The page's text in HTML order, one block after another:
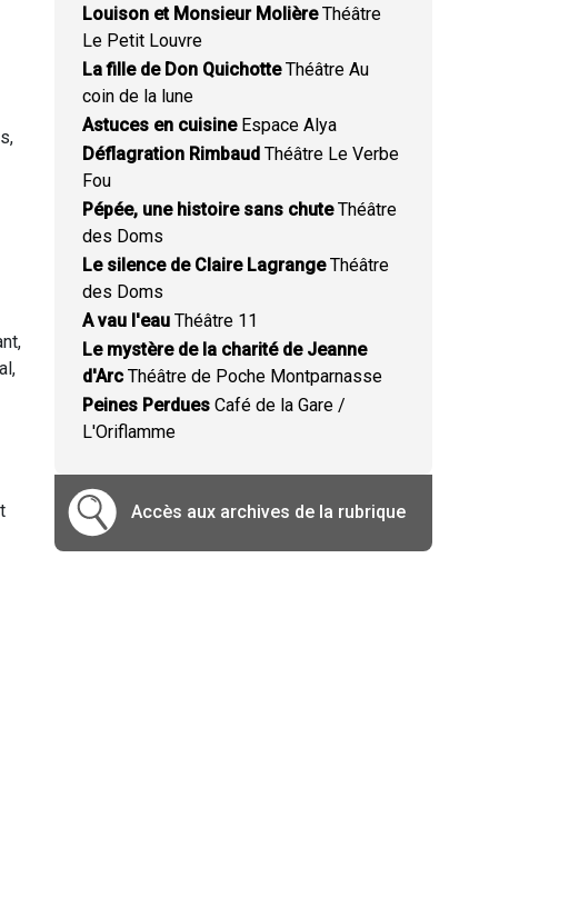
Louison et Monsieur MolièreThéâtre
Le Petit Louvre
La fille de Don QuichotteThéâtre Au
coin de la lune
Astuces en cuisineEspace Alya
Déflagration Rimbaud Théâtre Le Verbe
Fou
Pépée, une histoire sans chuteThéâtre
des Doms
Le silence de Claire LagrangeThéâtre
des Doms
A vau l'eau Théâtre 11
Le mystère de la charité de Jeanne
d'Arc Théâtre de Poche Montparnasse
Peines Perdues Café de la Gare /
L'Oriflamme
Accès aux archives de la rubrique